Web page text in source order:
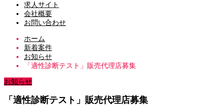
求人サイト
会社概要
お問い合わせ
ホーム
新着案件
お知らせ
「適性診断テスト」販売代理店募集
お知らせ
「適性診断テスト」販売代理店募集